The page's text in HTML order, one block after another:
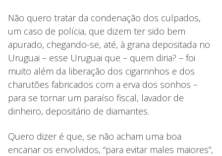
Não quero tratar da condenação dos culpados,
um caso de polícia, que dizem ter sido bem
apurado, chegando-se, até, à grana depositada no
Uruguai – esse Uruguai que – quem diria? – foi
muito além da liberação dos cigarrinhos e dos
charutões fabricados com a erva dos sonhos –
para se tornar um paraíso fiscal, lavador de
dinheiro, depositário de diamantes.
Quero dizer é que, se não acham uma boa
encanar os envolvidos, “para evitar males maiores”,